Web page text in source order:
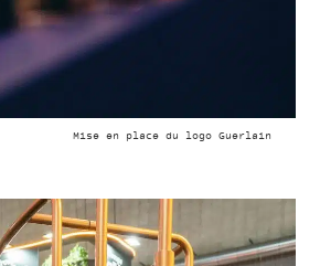
Mise en place du logo Guerlain